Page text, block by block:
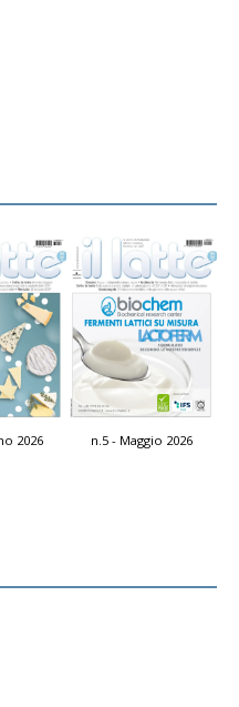
2026 n.5 - Maggio 2026